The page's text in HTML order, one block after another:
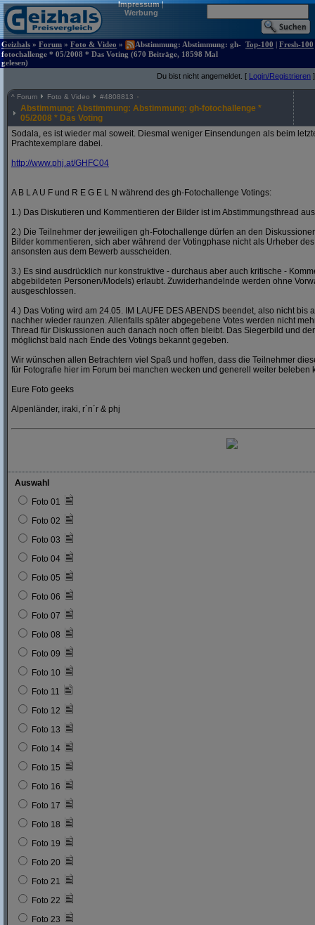
Impressum|
Werbung
Geizhals » Forum » Foto & Video »
Abstimmung: Abstimmung: gh-
fotochallenge * 05/2008 * Das Voting (670 Beiträge, 18598 Mal
gelesen)
Top-100 | Fresh-100
Du bist nicht angemeldet. [ Login/Registrieren ]
^ Forum Foto & Video #4808813
Abstimmung: Abstimmung: Abstimmung: gh-fotochallenge *
05/2008 * Das Voting
Sodala, es ist wieder mal soweit. Diesmal weniger Einsendungen als beim
Prachtexemplare dabei.
http://www.phj.at/GHFC04
A B L A U F und R E G E L N während des gh-Fotochallenge Votings:
1.) Das Diskutieren und Kommentieren der Bilder ist im Abstimmungsthread
2.) Die Teilnehmer der jeweiligen gh-Fotochallenge dürfen an den
Bilder kommentieren, sich aber während der Votingphase nicht als Urheber
ansonsten aus dem Bewerb ausscheiden.
3.) Es sind ausdrücklich nur konstruktive - durchaus aber auch kritische -
abgebildeten Personen/Models) erlaubt. Zuwiderhandelnde werden ohne
ausgeschlossen.
4.) Das Voting wird am 24.05. IM LAUFE DES ABENDS beendet, also nicht bis
nachher wieder raunzen. Allenfalls später abgegebene Votes werden nicht
Thread für Diskussionen auch danach noch offen bleibt. Das Siegerbild und
möglichst bald nach Ende des Votings bekannt gegeben.
Wir wünschen allen Betrachtern viel Spaß und hoffen, dass die Teilnehmer
für Fotografie hier im Forum bei manchen wecken und generell weiter beleben
Eure Foto geeks
Alpenländer, iraki, r´n´r & phj
Auswahl
Foto 01
Foto 02
Foto 03
Foto 04
Foto 05
Foto 06
Foto 07
Foto 08
Foto 09
Foto 10
Foto 11
Foto 12
Foto 13
Foto 14
Foto 15
Foto 16
Foto 17
Foto 18
Foto 19
Foto 20
Foto 21
Foto 22
Foto 23